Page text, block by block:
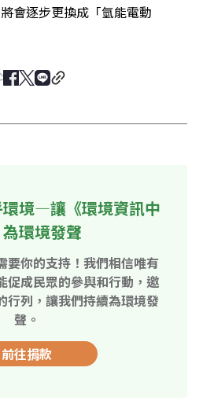
會逐步更換成「氫能電動
境—讓《環境資訊中
環境發聲
要你的支持！我們相信唯有
促成民眾的參與和行動，邀
行列，讓我們持續為環境發
聲。
前往捐款